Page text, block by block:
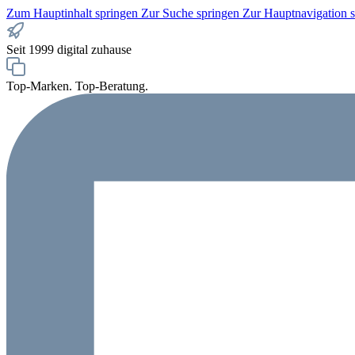
Zum Hauptinhalt springen Zur Suche springen Zur Hauptnavigation
Seit 1999 digital zuhause
Top-Marken. Top-Beratung.